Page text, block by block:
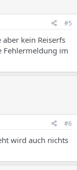
#5
kein Reiserfs
Fehlermeldung im
#6
wird auch nichts